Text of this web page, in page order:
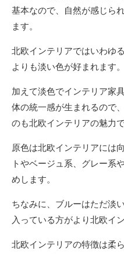
基本なので、自然が感じら
ます。
北欧インテリアではいわゆ
よりも淡い色が好まれます。
加えて淡色でインテリア家
体の統一感が生まれるので
のも北欧インテリアの魅力で
原色は北欧インテリアには
トやベージュ系、グレー系
めします。
ちなみに、ブルーはただ淡
入っている方がより北欧イ
北欧インテリアの特徴は柔